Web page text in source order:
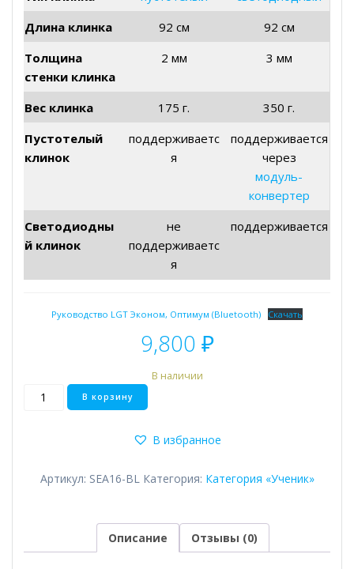
Длина клинка
92 см
92 см
Толщина
стенки клинка
2 мм 3 мм
Вес клинка 175 г.
350 г.
Пустотелый
клинок
поддерживаетс
я
поддерживается
через
модуль-
конвертер
Светодиодны
й клинок
не
поддерживаетс
я
поддерживается
Руководство LGT Эконом, Оптимум (Bluetooth) Скачать
9,800 ₽
В наличии
Количество
товара
В корзину
В избранное
Артикул: SEA16-BL Категория: Категория «Ученик»
Описание Отзывы (0)